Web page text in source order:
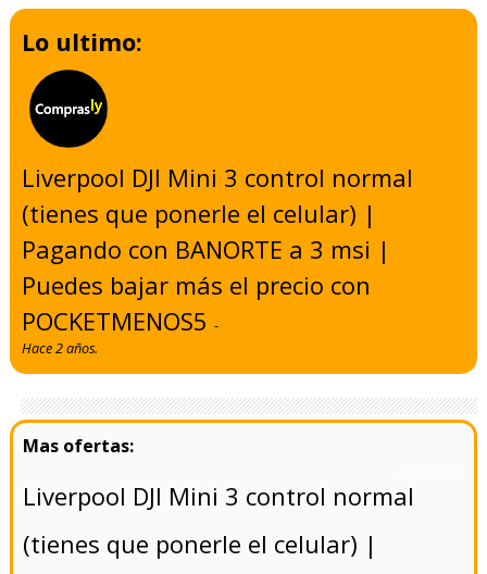
Lo ultimo:
Liverpool DJI Mini 3 control normal
(tienes que ponerle el celular) |
Pagando con BANORTE a 3 msi |
Puedes bajar más el precio con
POCKETMENOS5-
Hace 2 años.
Liverpool DJI Mini 3 control normal
(tienes que ponerle el celular) |